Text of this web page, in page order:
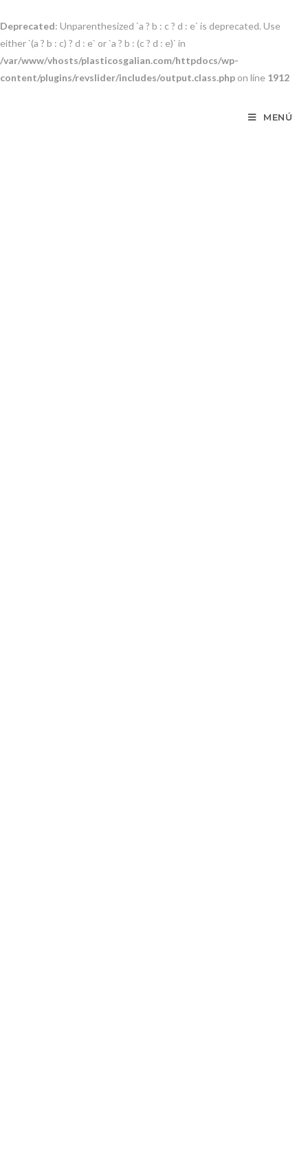
Deprecated: Unparenthesized `a ? b : c ? d : e` is deprecated. Use
either `(a ? b : c) ? d : e` or `a ? b : (c ? d : e)` in
/var/www/vhosts/plasticosgalian.com/httpdocs/wp-
content/plugins/revslider/includes/output.class.php on line 1912
MENÚ